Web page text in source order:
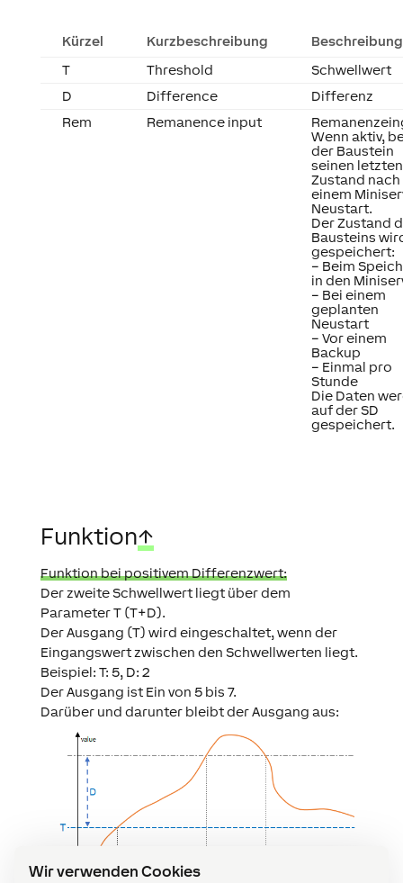
Wir verwenden Cookies
Kürzel Kurzbeschreibung
Beschreibung
T
Threshold
Schwellwert
D
Difference
Differenz
Rem
Remanence input
Wenn aktiv,
der Baustein
seinen letzten
Zustand nach
einem
Neustart.
Der Zustand
Bausteins
gespeichert:
– Beim
in den
– Bei einem
geplanten
Neustart
– Vor einem
Backup
– Einmal pro
Stunde
Die Daten
auf der SD
gespeichert.
Funktion↑
Funktion bei positivem Differenzwert:
Der zweite Schwellwert liegt über dem
Parameter T (T+D).
Der Ausgang (T) wird eingeschaltet, wenn der
Eingangswert zwischen den Schwellwerten liegt.
Beispiel: T: 5, D: 2
Der Ausgang ist Ein von 5 bis 7.
Darüber und darunter bleibt der Ausgang aus: